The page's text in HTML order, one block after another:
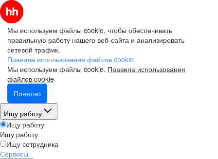
Мы используем файлы cookie, чтобы обеспечивать
правильную работу нашего веб-сайта и анализировать
сетевой трафик.
Правила использования файлов cookie
Мы используем файлы cookie. Правила использования
файлов cookie
Понятно
Ищу работу
Ищу работу
Ищу работу
Ищу сотрудника
Сервисы